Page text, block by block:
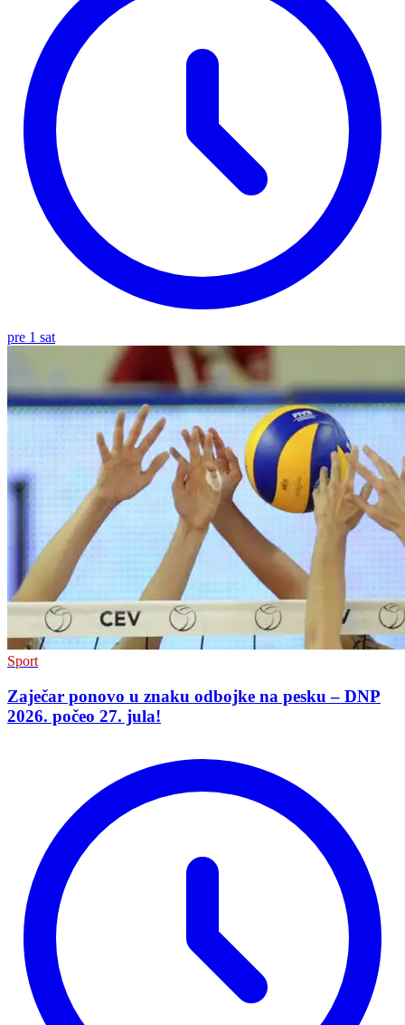
pre 1 sat
Sport
Zaječar ponovo u znaku odbojke na pesku – DNP
2026. počeo 27. jula!